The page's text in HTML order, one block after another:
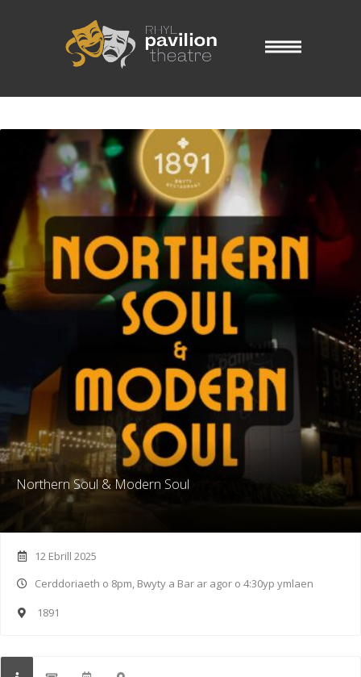
Northern Soul & Modern Soul
12 Ebrill 2025
Cerddoriaeth o 8pm, Bwyty a Bar ar agor o 4:30yp ymlaen
1891